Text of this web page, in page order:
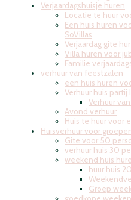
Verjaardagshuisje huren
Locatie te huur
Een huis huren
SoVillas
Verjaardag gite
Villa huren voor
Familie
verhuur van feestzalen
een huis huren
Verhuur huis partij
Verhuur
Avond verhuur
Huis te huur voor
Huisverhuur voor
Gite voor 50
verhuur huis 30
weekend huis
huur huis
Groep
goedkope